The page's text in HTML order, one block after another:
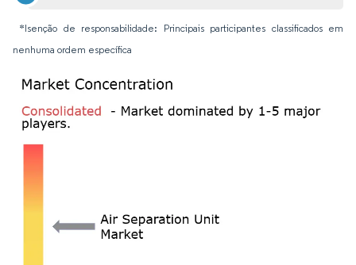
*Isenção de responsabilidade: Principais participantes classificados em
nenhuma ordem específica